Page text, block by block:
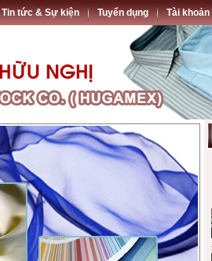
Tin tức & Sự kiện Tuyển dụng Tài khoản